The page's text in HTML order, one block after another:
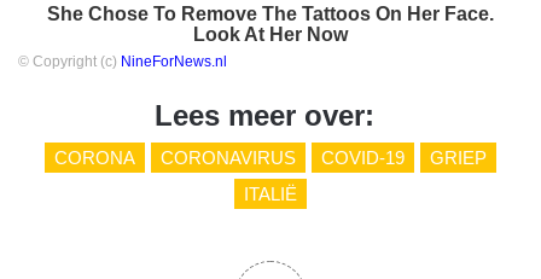
She Chose To Remove The Tattoos On Her Face.
Look At Her Now
© Copyright (c) NineForNews.nl
Lees meer over:
CORONA CORONAVIRUS COVID-19
GRIEP
ITALIË